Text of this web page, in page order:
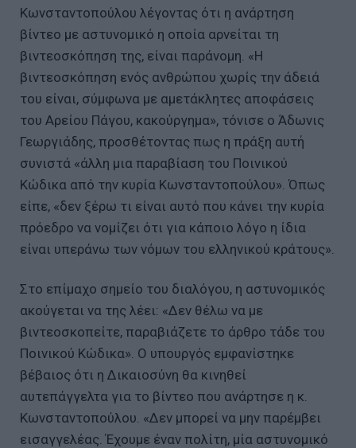
Κωνσταντοπούλου λέγοντας ότι η ανάρτηση
βίντεο με αστυνομικό η οποία αρνείται τη
βιντεοσκόπηση της, είναι παράνομη. «Η
βιντεοσκόπηση ενός ανθρώπου χωρίς την άδειά
του είναι, σύμφωνα με αμετάκλητες αποφάσεις
του Αρείου Πάγου, κακούργημα», τόνισε ο Άδωνις
Γεωργιάδης, προσθέτοντας πως η πράξη αυτή
συνιστά «άλλη μια παραβίαση του Ποινικού
Κώδικα από την κυρία Κωνσταντοπούλου». Όπως
είπε, «δεν ξέρω τι είναι αυτό που κάνει την κυρία
πρόεδρο να νομίζει ότι για κάποιο λόγο η ίδια
είναι υπεράνω των νόμων του ελληνικού κράτους».
Στο επίμαχο σημείο του διαλόγου, η αστυνομικός
ακούγεται να της λέει: «Δεν θέλω να με
βιντεοσκοπείτε, παραβιάζετε το άρθρο τάδε του
Ποινικού Κώδικα». Ο υπουργός εμφανίστηκε
βέβαιος ότι η Δικαιοσύνη θα κινηθεί
αυτεπάγγελτα για το βίντεο που ανάρτησε η κ.
Κωνσταντοπούλου. «Δεν μπορεί να μην παρέμβει
εισαγγελέας. Έχουμε έναν πολίτη, μία αστυνομικό